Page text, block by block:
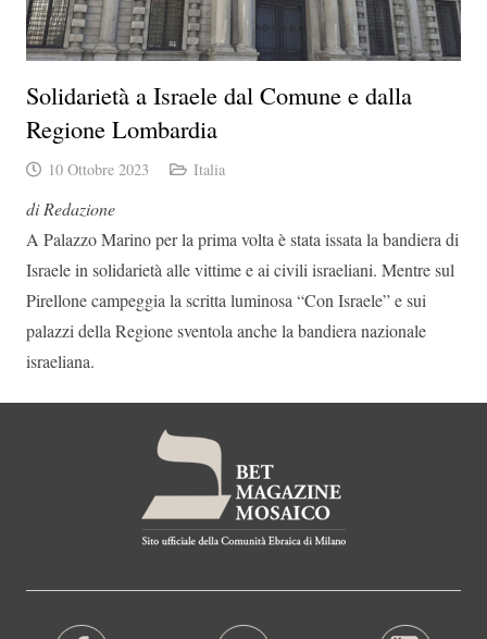
Solidarietà a Israele dal Comune e dalla
Regione Lombardia
10 Ottobre 2023 Italia
di Redazione
A Palazzo Marino per la prima volta è stata issata la bandiera di
Israele in solidarietà alle vittime e ai civili israeliani. Mentre sul
Pirellone campeggia la scritta luminosa “Con Israele” e sui
palazzi della Regione sventola anche la bandiera nazionale
israeliana.